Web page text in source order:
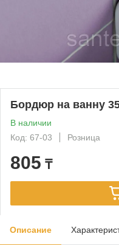
Бордюр на ванну
В наличии
Код: 67-03
Розница
805 ₸
Описание